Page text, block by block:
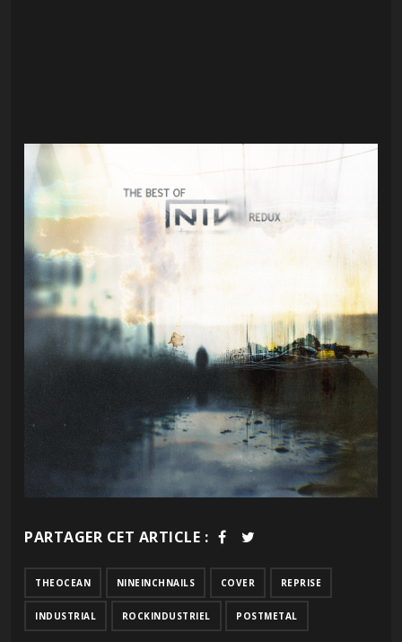
PARTAGER CET ARTICLE :
THEOCEAN NINEINCHNAILS COVER REPRISE
INDUSTRIAL ROCKINDUSTRIEL POSTMETAL